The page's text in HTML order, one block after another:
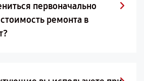
первоначально
ремонта в